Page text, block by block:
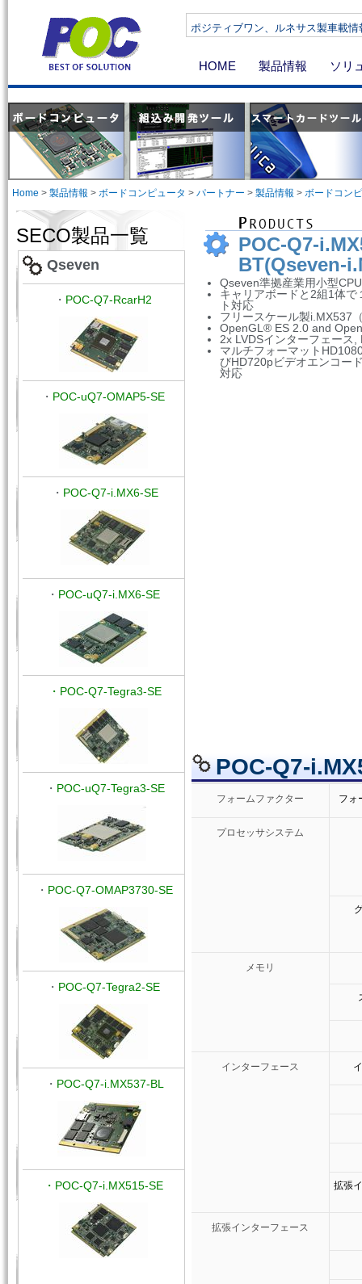
ポジティブワン、ルネサス製車載情報機器向け
HOME 製品情報 ソリ
Home > 製品情報 > ボードコンピュータ > パートナー > 製品情報 > ボードコン
SECO製品一覧
Qseven
・ POC-Q7-RcarH2
・ POC-uQ7-OMAP5-SE
・ POC-Q7-i.MX6-SE
・ POC-uQ7-i.MX6-SE
・POC-Q7-Tegra3-SE
・ POC-uQ7-Tegra3-SE
・ POC-Q7-OMAP3730-SE
・ POC-Q7-Tegra2-SE
・ POC-Q7-i.MX537-BL
・POC-Q7-i.MX515-SE
POC-Q7-
BT(Qseven-
Qseven準拠産業用小型
キャリアボードと2組1体で
ト対応
フリースケール製i.MX537
OpenGL® ES 2.0 and
2x LVDSインターフェース,
マルチフォーマット
びHD720pビデオエンコー
対応
POC-Q7-
フォームファクター フォ
プロセッサシステム
メモリ
インターフェース
拡張
拡張インターフェース